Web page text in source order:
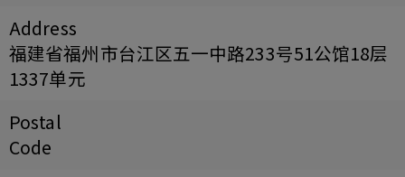
Address
福建省福州市台江区五一中路233号51公馆18层
1337单元
Postal
Code